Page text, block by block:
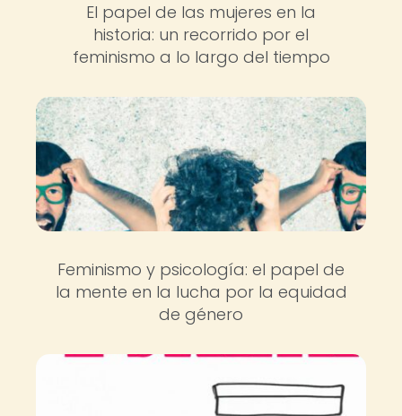
El papel de las mujeres en la
historia: un recorrido por el
feminismo a lo largo del tiempo
Feminismo y psicología: el papel de
la mente en la lucha por la equidad
de género